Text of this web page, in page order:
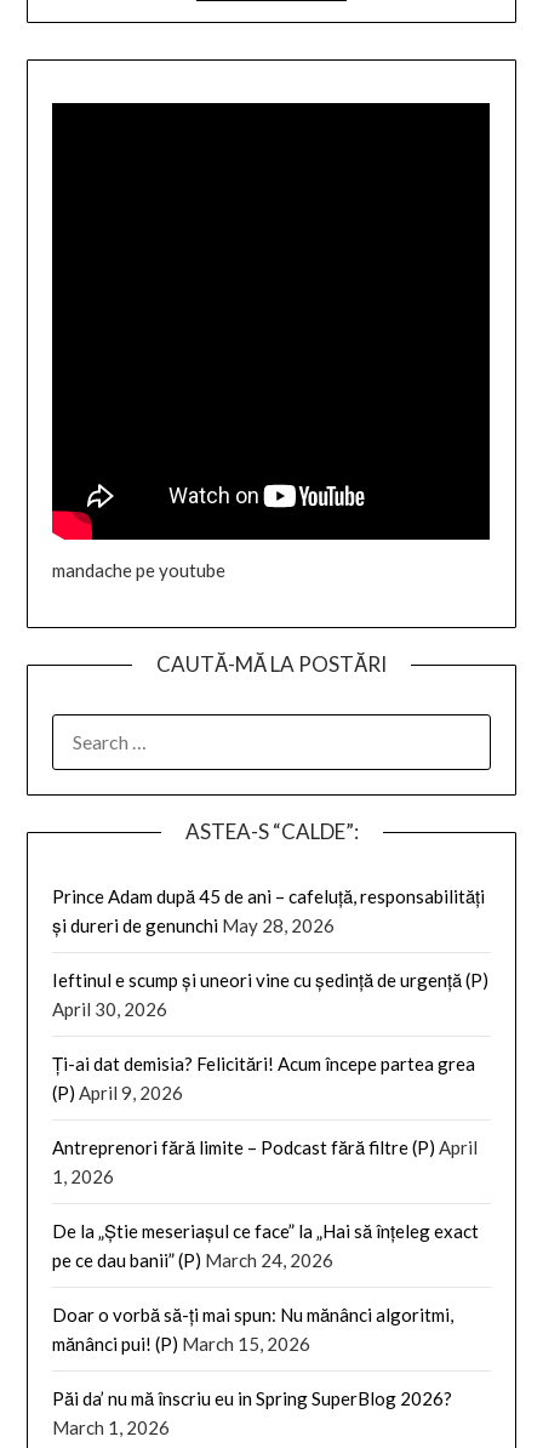
mandache pe youtube
CAUTĂ-MĂ LA POSTĂRI
FOR:
ASTEA-S “CALDE”:
Prince Adam după 45 de ani – cafeluță, responsabilități
și dureri de genunchi May 28, 2026
Ieftinul e scump și uneori vine cu ședință de urgență (P)
April 30, 2026
Ți-ai dat demisia? Felicitări! Acum începe partea grea
(P) April 9, 2026
Antreprenori fără limite – Podcast fără filtre (P) April
1, 2026
De la „Știe meseriașul ce face” la „Hai să înțeleg exact
pe ce dau banii” (P) March 24, 2026
Doar o vorbă să-ți mai spun: Nu mănânci algoritmi,
mănânci pui! (P) March 15, 2026
Păi da’ nu mă înscriu eu in Spring SuperBlog 2026?
March 1, 2026